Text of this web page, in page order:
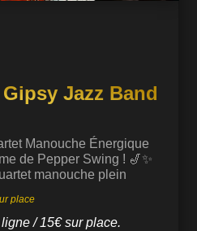
Jazz Band
Manouche Énergique
de Pepper Swing ! 🎷✨
manouche plein
Nottaris et Julien
Larminier à la
envoûtante de Laure
place
/ 15€ sur place.